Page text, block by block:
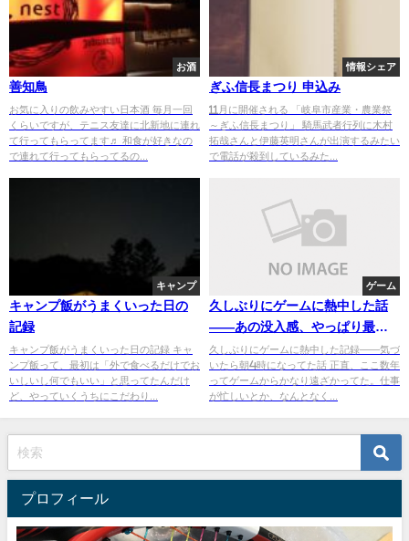
お酒
善知鳥
お気に入りの飲みやすい日本酒 毎月一回
くらいですが、テニス友達に北新地に連れ
て行ってもらってます♬ 和食が好きなの
で連れて行ってもらってるの...
情報シェア
ぎふ信長まつり 申込み
11月に開催される 「岐阜市産業・農業祭
～ぎふ信長まつり」 騎馬武者行列に木村
拓哉さんと伊藤英明さんが出演するみたい
で電話が殺到しているみた...
キャンプ
キャンプ飯がうまくいった日の
記録
キャンプ飯がうまくいった日の記録 キャ
ンプ飯って、最初は「外で食べるだけでお
いしいし何でもいい」と思ってたんだけ
ど、やっていくうちにこだわり...
ゲーム
久しぶりにゲームに熱中した話
——あの没入感、やっぱり最高
だった
久しぶりにゲームに熱中した記録——気づ
いたら朝4時になってた話 正直、ここ数年
ってゲームからかなり遠ざかってた。仕事
が忙しいとか、なんとなく...
プロフィール